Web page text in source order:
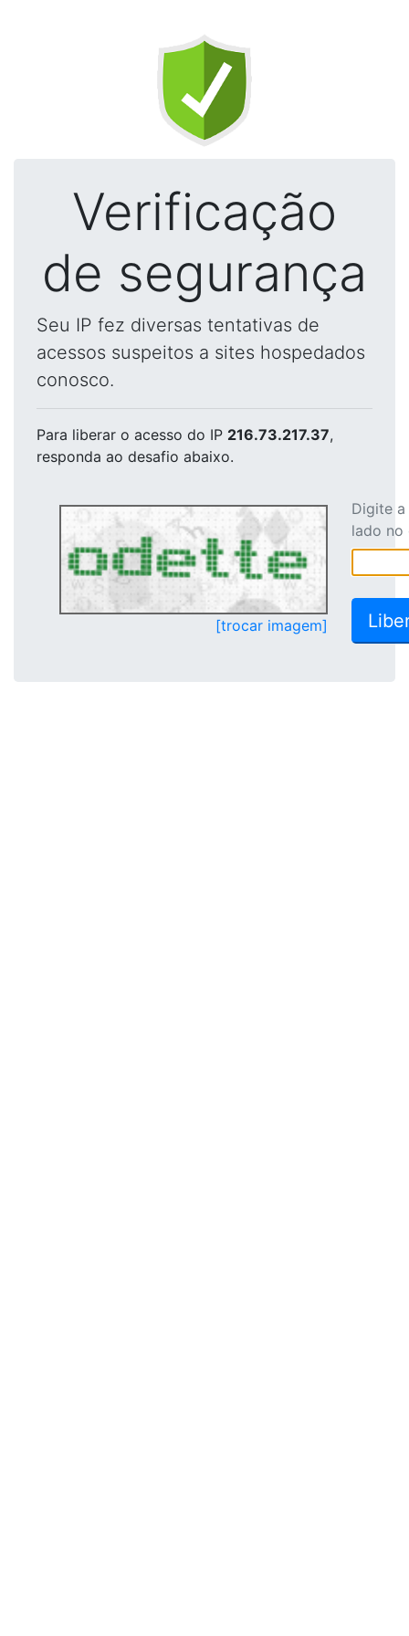
Verificação
de segurança
Seu IP fez diversas tentativas de
acessos suspeitos a sites hospedados
conosco.
Para liberar o acesso do IP 216.73.217.37,
responda ao desafio abaixo.
[trocar imagem]
Digite
lado no